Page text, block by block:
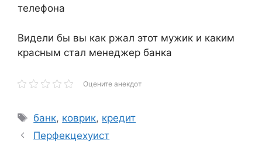
телефона
Видели бы вы как ржал этот мужик и каким
красным стал менеджер банка
Оцените анекдот
Метки
банк, коврик, кредит
Перфекцехуист